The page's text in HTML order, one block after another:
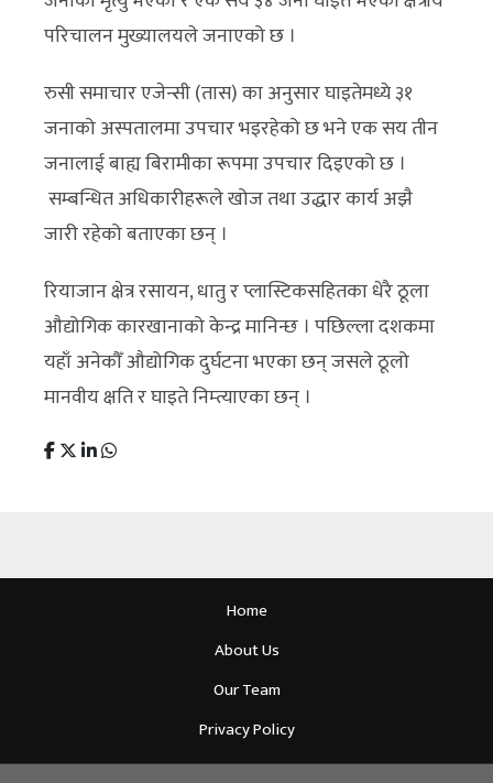
परिचालन मुख्यालयले जनाएको छ ।
रुसी समाचार एजेन्सी (तास) का अनुसार घाइतेमध्ये ३१
जनाको अस्पतालमा उपचार भइरहेको छ भने एक सय तीन
जनालाई बाह्य बिरामीका रूपमा उपचार दिइएको छ ।
सम्बन्धित अधिकारीहरूले खोज तथा उद्धार कार्य अझै
जारी रहेको बताएका छन् ।
रियाजान क्षेत्र रसायन, धातु र प्लास्टिकसहितका धेरै ठूला
औद्योगिक कारखानाको केन्द्र मानिन्छ । पछिल्ला दशकमा
यहाँ अनेकौँ औद्योगिक दुर्घटना भएका छन् जसले ठूलो
मानवीय क्षति र घाइते निम्त्याएका छन् ।
Home
About Us
Our Team
Privacy Policy